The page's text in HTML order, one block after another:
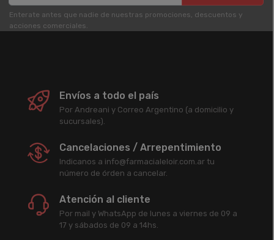
Enterate antes que nadie de nuestras promociones, descuentos y
acciones comerciales.
Envíos a todo el país
Por Andreani y Correo Argentino (a domicilio y
sucursales).
Cancelaciones / Arrepentimiento
Indicanos a info@farmacialeloir.com.ar tu
número de órden a cancelar.
Atención al cliente
Por mail y WhatsApp de lunes a viernes de 09 a
17 y sábados de 09 a 14hs.